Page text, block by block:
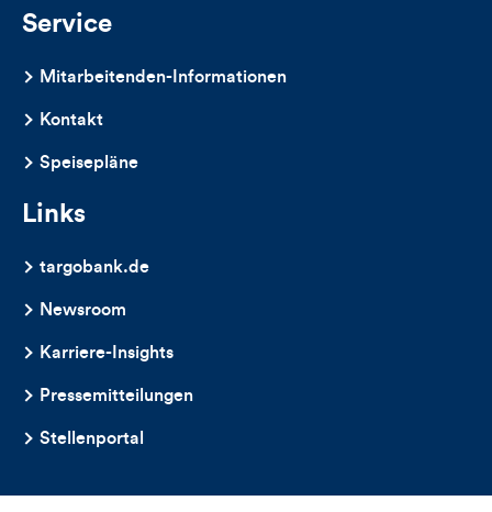
Service
Mitarbeitenden-Informationen
Kontakt
Speisepläne
Links
targobank.de
Newsroom
Karriere-Insights
Pressemitteilungen
Stellenportal